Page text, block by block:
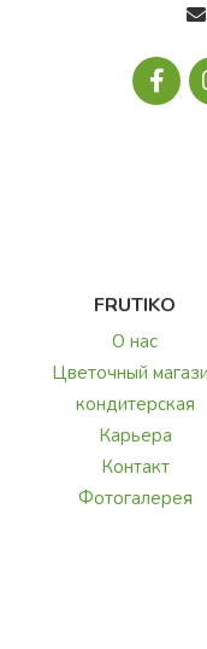
FRUTIKO
О нас
Цветочный
кондитерская
Карьера
Контакт
Фотогалерея